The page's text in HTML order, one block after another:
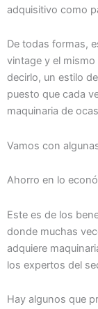
adquisitivo como
De todas formas,
vintage y el
decirlo, un estilo
puesto que cada
maquinaria de
Vamos con
Ahorro en lo
Este es de los
donde muchas
adquiere
los expertos del
Hay algunos que